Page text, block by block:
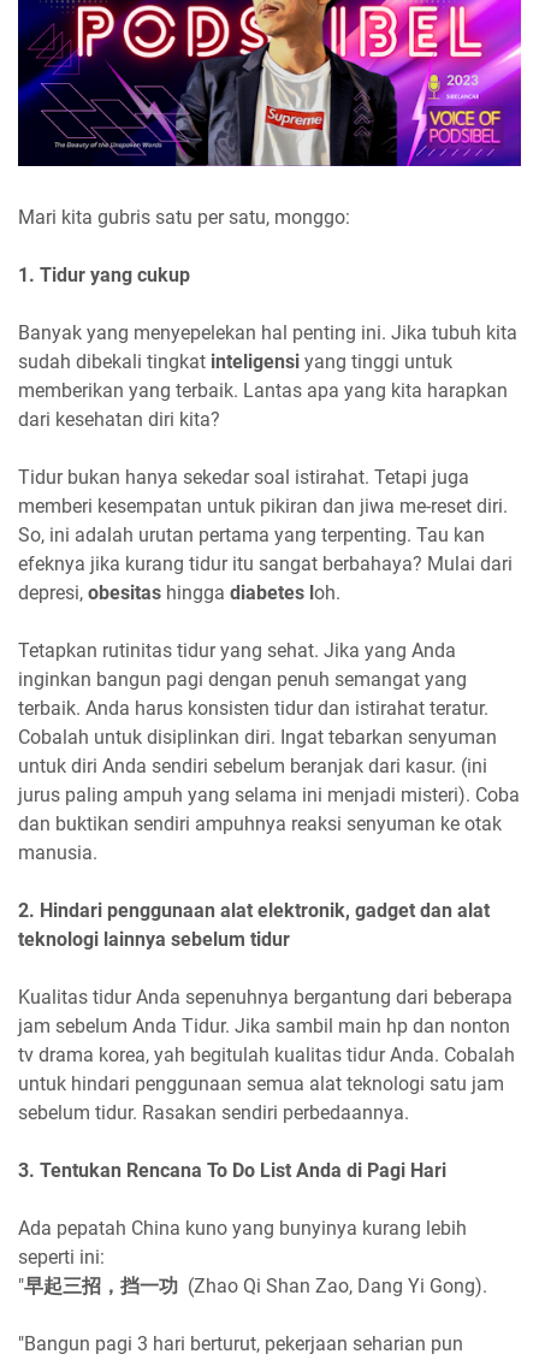
Mari kita gubris satu per satu, monggo:
1. Tidur yang cukup
Banyak yang menyepelekan hal penting ini. Jika tubuh kita
sudah dibekali tingkat inteligensi yang tinggi untuk
memberikan yang terbaik. Lantas apa yang kita harapkan
dari kesehatan diri kita?
Tidur bukan hanya sekedar soal istirahat. Tetapi juga
memberi kesempatan untuk pikiran dan jiwa me-reset diri.
So, ini adalah urutan pertama yang terpenting. Tau kan
efeknya jika kurang tidur itu sangat berbahaya? Mulai dari
depresi, obesitas hingga diabetes loh.
Tetapkan rutinitas tidur yang sehat. Jika yang Anda
inginkan bangun pagi dengan penuh semangat yang
terbaik. Anda harus konsisten tidur dan istirahat teratur.
Cobalah untuk disiplinkan diri. Ingat tebarkan senyuman
untuk diri Anda sendiri sebelum beranjak dari kasur. (ini
jurus paling ampuh yang selama ini menjadi misteri). Coba
dan buktikan sendiri ampuhnya reaksi senyuman ke otak
manusia.
2. Hindari penggunaan alat elektronik, gadget dan alat
teknologi lainnya sebelum tidur
Kualitas tidur Anda sepenuhnya bergantung dari beberapa
jam sebelum Anda Tidur. Jika sambil main hp dan nonton
tv drama korea, yah begitulah kualitas tidur Anda. Cobalah
untuk hindari penggunaan semua alat teknologi satu jam
sebelum tidur. Rasakan sendiri perbedaannya.
3. Tentukan Rencana To Do List Anda di Pagi Hari
Ada pepatah China kuno yang bunyinya kurang lebih
seperti ini:
"早起三招，挡一功 (Zhao Qi Shan Zao, Dang Yi Gong).
"Bangun pagi 3 hari berturut, pekerjaan seharian pun